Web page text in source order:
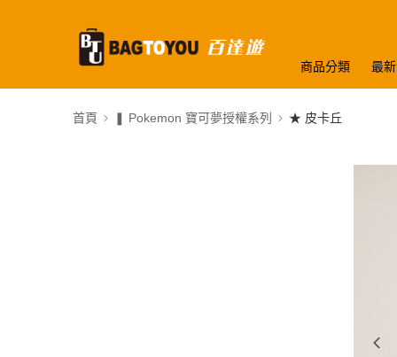
商品分類 最
首頁 ❚ Pokemon 寶可夢授權系列 ★ 皮卡丘